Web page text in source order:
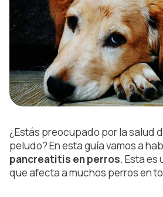
¿Estás preocupado por la salud
peludo? En esta guía vamos a
pancreatitis en perros. Estaes
que afecta a muchos perros en